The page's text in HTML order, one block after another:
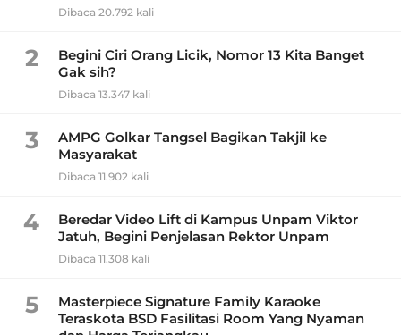
Dibaca 20.792 kali
2
Begini Ciri Orang Licik, Nomor 13 Kita Banget
Gak sih?
Dibaca 13.347 kali
3
AMPG Golkar Tangsel Bagikan Takjil ke
Masyarakat
Dibaca 11.902 kali
4
Beredar Video Lift di Kampus Unpam Viktor
Jatuh, Begini Penjelasan Rektor Unpam
Dibaca 11.308 kali
5
Masterpiece Signature Family Karaoke
Teraskota BSD Fasilitasi Room Yang Nyaman